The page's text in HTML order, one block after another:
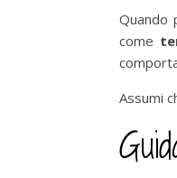
Quando
come
Assumi